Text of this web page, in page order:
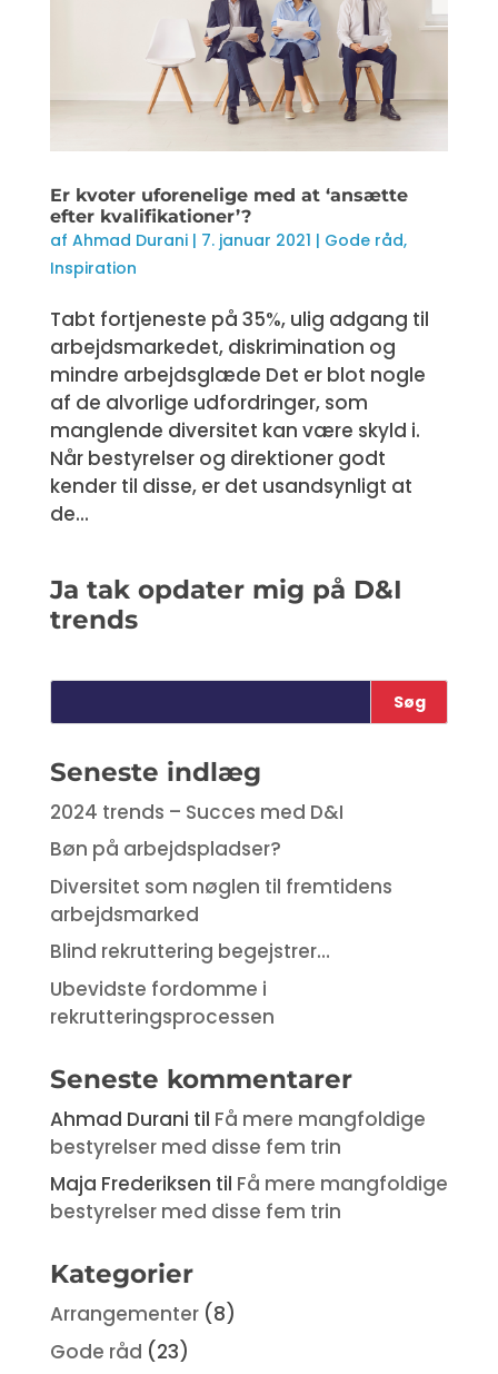
Er kvoter uforenelige med at ‘ansætte
efter kvalifikationer’​?
af Ahmad Durani| 7. januar 2021 | Gode råd,
Inspiration
Tabt fortjeneste på 35%, ulig adgang til
arbejdsmarkedet, diskrimination og
mindre arbejdsglæde Det er blot nogle
af de alvorlige udfordringer, som
manglende diversitet kan være skyld i.
Når bestyrelser og direktioner godt
kender til disse, er det usandsynligt at
de...
Ja tak opdater mig på D&I
trends
Seneste indlæg
2024 trends – Succes med D&I
Bøn på arbejdspladser?
Diversitet som nøglen til fremtidens
arbejdsmarked
Blind rekruttering begejstrer…
Ubevidste fordomme i
rekrutteringsprocessen
Seneste kommentarer
Ahmad Durani til Få mere mangfoldige
bestyrelser med disse fem trin
Maja Frederiksen til Få mere mangfoldige
bestyrelser med disse fem trin
Kategorier
Arrangementer(8)
Gode råd (23)